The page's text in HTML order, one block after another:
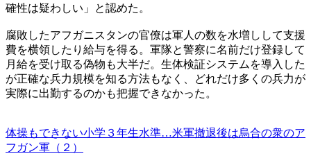
確性は疑わしい」と認めた。
腐敗したアフガニスタンの官僚は軍人の数を水増しして支援
費を横領したり給与を得る。軍隊と警察に名前だけ登録して
月給を受け取る偽物も大半だ。生体検証システムを導入した
が正確な兵力規模を知る方法もなく、どれだけ多くの兵力が
実際に出勤するのかも把握できなかった。
体操もできない小学３年生水準…米軍撤退後は烏合の衆のア
フガン軍（２）